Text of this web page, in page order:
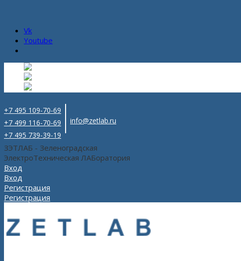
Vk
Youtube
+7 495 109-70-69
+7 499 116-70-69
+7 495 739-39-19
info@zetlab.ru
ЗЭТЛАБ - Зеленоградская
ЭлектроТехническая ЛАБоратория
Вход
Вход
Регистрация
Регистрация